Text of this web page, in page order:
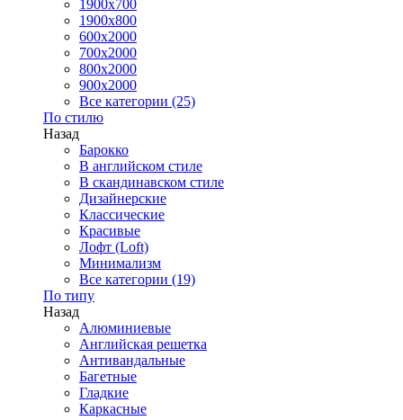
1900х700
1900х800
600x2000
700x2000
800x2000
900x2000
Все категории (25)
По стилю
Назад
Барокко
В английском стиле
В скандинавском стиле
Дизайнерские
Классические
Красивые
Лофт (Loft)
Минимализм
Все категории (19)
По типу
Назад
Алюминиевые
Английская решетка
Антивандальные
Багетные
Гладкие
Каркасные